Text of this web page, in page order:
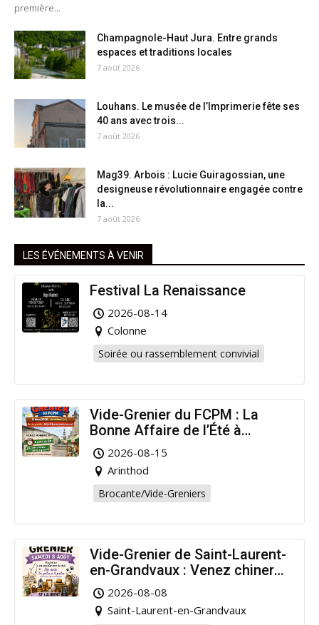
première...
Champagnole-Haut Jura. Entre grands
espaces et traditions locales
7 août 2026
Louhans. Le musée de l’Imprimerie fête ses
40 ans avec trois...
7 août 2026
Mag39. Arbois : Lucie Guiragossian, une
designeuse révolutionnaire engagée contre
la...
7 août 2026
LES ÉVÉNEMENTS À VENIR
Festival La Renaissance
2026-08-14
Colonne
Soirée ou rassemblement convivial
Vide-Grenier du FCPM : La
Bonne Affaire de l’Été à
Arinthod !
2026-08-15
Arinthod
Brocante/Vide-Greniers
Vide-Grenier de Saint-Laurent-
en-Grandvaux : Venez chiner
pour la bonne cause !
2026-08-08
Saint-Laurent-en-Grandvaux